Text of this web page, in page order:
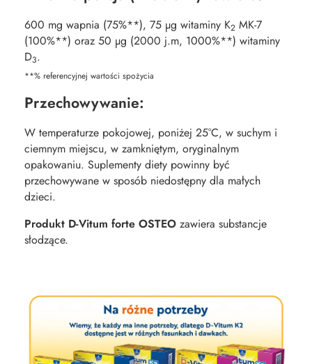
600 mg wapnia (75%**), 75 µg witaminy K2 MK-7
(100%**) oraz 50 µg (2000 j.m, 1000%**) witaminy
D3.
**% referencyjnej wartości spożycia
Przechowywanie:
W temperaturze pokojowej, poniżej 25°C, w suchym i
ciemnym miejscu, w zamkniętym, oryginalnym
opakowaniu. Suplementy diety powinny być
przechowywane w sposób niedostępny dla małych
dzieci.
Produkt D-Vitum forte OSTEO zawiera substancje
słodzące.